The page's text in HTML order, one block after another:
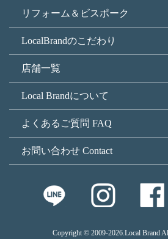
リフォーム＆ビスポーク
LocalBrandのこだわり
店舗一覧
Local Brandについて
よくあるご質問 FAQ
お問い合わせ Contact
Copyright © 2009-2026.Local Brand